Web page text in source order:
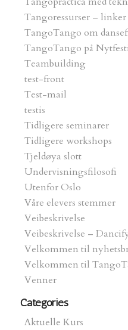
Tangoressurser –
TangoTango om
TangoTango på
Teambuilding
test-front
Test-mail
testis
Tidligere seminarer
Tidligere workshops
Tjeldøya slott
Undervisningsfilosofi
Utenfor Oslo
Våre elevers stemmer
Veibeskrivelse
Veibeskrivelse –
Velkommen til
Velkommen til
Venner
Categories
Aktuelle Kurs